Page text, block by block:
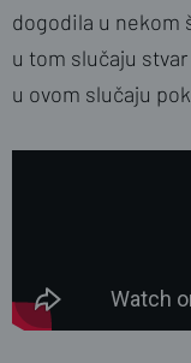
dogodila u nekom
u tom slučaju
u ovom slučaju